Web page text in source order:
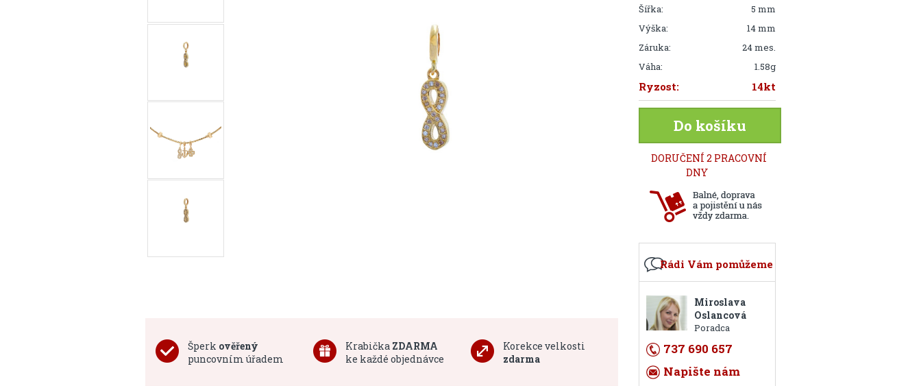
Šperk ověřený
puncovním úřadem
Krabička ZDARMA
ke každé objednávce
Korekce velkosti
zdarma
Šířka:
5 mm
Výška:
14 mm
Záruka:
24 mes.
Váha:
1.58g
Ryzost: 14kt
Do košíku
DORUČENÍ 2 PRACOVNÍ
DNY
Rádi Vám pomůžeme
Miroslava
Oslancová
Poradca
737 690 657
Napište nám